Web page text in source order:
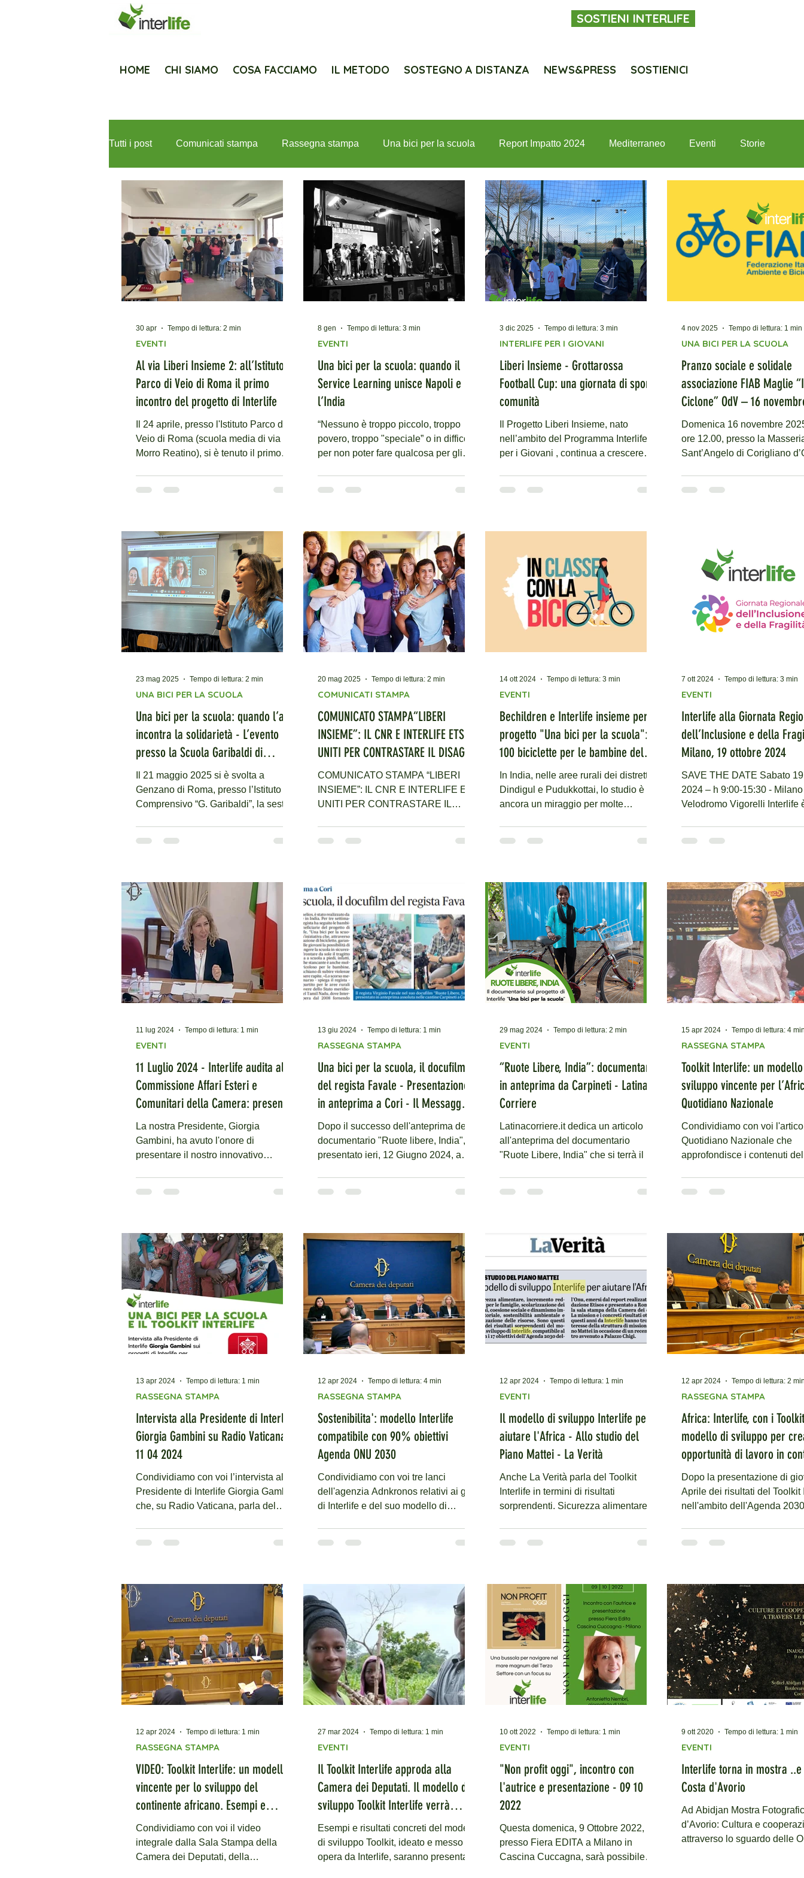
SOSTIENI INTERLIFE
HOME CHI SIAMO COSA FACCIAMO IL METODO SOSTEGNO A DISTANZA NEWS&PRESS SOSTIENICI
Tutti i post Comunicati stampa Rassegna stampa Una bici per la scuola Report Impatto 2024 Mediterraneo Eventi Storie
Newsletter Fondazione Mediolanum per Interlife Lions e Interlife Progetti Interlife per i giovani
Al via Liberi Insieme 2: all’Istituto
Parco di Veio di Roma il primo
incontro del progetto di Interlife
Il 24 aprile, presso l'Istituto Parco di
Veio di Roma (scuola media di via
Morro Reatino), si è tenuto il primo
contrasto al disagio giovanile
e realizzato con il contributo dei fondi
8xmille dell’Unione Buddhista
Italiana. Continuità e partecipazione
nelle aule L'incontro ha visto la
partecipazione dell'autrice Antonella
Mei, che già nel 2025
EVENTI
30 apr Tempo di lettura: 2 min
Una bici per la scuola: quando il
Service Learning unisce Napoli e
l’India
“Nessuno è troppo piccolo, troppo
povero, troppo "speciale” o in difficoltà
per non poter fare qualcosa per gli
educativo di una scuola primaria della
culturali, arrivando a connettere una
scuola italiana con le bambine delle
aree rurali dell’India del Sud. Il
progetto “Una bici per la scuola” di
Interlife è diventato, per il I Circolo
Didat
EVENTI
8 gen Tempo di lettura: 3 min
Liberi Insieme - Grottarossa
Football Cup: una giornata di sport e
comunità
nell’ambito del Programma Interlife
per i Giovani , continua a crescere
partecipazione . Il 29 novembre,
un torneo di calcio a 5 che ha
coinvolto ragazze e ragazzi delle
scuole medie. Un appuntamento nato
dal territorio, patrocinato dalla
Regione Lazio e dal
INTERLIFE PER I GIOVANI
3 dic 2025 Tempo di lettura: 3 min
Pranzo sociale e solidale
associazione FIAB Maglie
Ciclone” OdV – 16 novembre 2025 -
La solidarietà viaggia su
Domenica 16 novembre
ore 12.00, presso la
Sant’Angelo di Corigliano
Pranzo sociale e solidale,
e-solidale Un appuntamento
unisce la gioia di stare
desiderio di fare la differenza.
l’evento , dedicato anche al
dei soci che in 23
UNA BICI PER LA SCUOLA
4 nov 2025 Tempo di lettura: 1 min
Una bici per la scuola: quando l’arte
incontra la solidarietà - L’evento
presso la Scuola Garibaldi di
Genzano
Il 21 maggio 2025 si è svolta a
Genzano di Roma, presso l’Istituto
Comprensivo “G. Garibaldi”, la sesta
ormai atteso che quest’anno ha
Interlife e del progetto “Una bici per la
scuola” . Un progetto didattico, un
ponte con il mondo Per la prima volta
nel Lazio , un progetto umanitario è
stato integrato ufficialmente nel PTOF
(Piano Trienna
UNA BICI PER LA SCUOLA
23 mag 2025 Tempo di lettura: 2 min
COMUNICATO STAMPA“LIBERI
INSIEME”: IL CNR E INTERLIFE ETS
UNITI PER CONTRASTARE IL DISAGIO
GIOVANILE
COMUNICATO STAMPA “LIBERI
INSIEME”: IL CNR E INTERLIFE ETS
UNITI PER CONTRASTARE IL
patrocinato dalla Regione Lazio Il
patrocinio della Regione Lazio,
presenta il progetto “Liberi insieme”,
iniziativa dedicata ai ragazzi delle
scuole medie e del biennio delle
superiori che affronta il disagio
giovanile attraverso percorsi di educ
COMUNICATI STAMPA
20 mag 2025 Tempo di lettura: 2 min
Bechildren e Interlife insieme per il
progetto "Una bici per la scuola":
100 biciclette per le bambine del
Tamil Nadu
In India, nelle aree rurali dei distretti di
Dindigul e Pudukkottai, lo studio è
ancora un miraggio per molte
EVENTI
14 ott 2024 Tempo di lettura: 3 min
Interlife alla Giornata
dell’Inclusione e della
Milano, 19 ottobre 2024
SAVE THE DATE Sabato
2024 – h 9:00-15:30 -
Velodromo Vigorelli Interlife
EVENTI
7 ott 2024 Tempo di lettura: 3 min
11 Luglio 2024 - Interlife audita alla
Commissione Affari Esteri e
Comunitari della Camera: presenta
il modello di sviluppo di Interlife per
lo sviluppo dell'Africa.
La nostra Presidente, Giorgia
Gambini, ha avuto l'onore di
presentare il nostro innovativo
EVENTI
11 lug 2024 Tempo di lettura: 1 min
Una bici per la scuola, il docufilm
del regista Favale - Presentazione
in anteprima a Cori - Il Messaggero
- Latina
Dopo il successo dell'anteprima del
documentario "Ruote libere, India",
presentato ieri, 12 Giugno 2024, a
RASSEGNA STAMPA
13 giu 2024 Tempo di lettura: 1 min
“Ruote Libere, India”: documentario
in anteprima da Carpineti - Latina
Corriere
Latinacorriere.it dedica un articolo
all'anteprima del documentario
"Ruote Libere, India" che si terrà il 12
EVENTI
29 mag 2024 Tempo di lettura: 2 min
Toolkit Interlife: un
sviluppo vincente per
Quotidiano Nazionale
Condividiamo con voi
Quotidiano Nazionale che
approfondisce i contenuti
RASSEGNA STAMPA
15 apr 2024 Tempo di lettura: 4
Intervista alla Presidente di Interlife
Giorgia Gambini su Radio Vaticana -
11 04 2024
Condividiamo con voi l’intervista alla
Presidente di Interlife Giorgia Gambini
che, su Radio Vaticana, parla del
RASSEGNA STAMPA
13 apr 2024 Tempo di lettura: 1 min
Sostenibilita': modello Interlife
compatibile con 90% obiettivi
Agenda ONU 2030
Condividiamo con voi tre lanci
dell'agenzia Adnkronos relativi ai goal
di Interlife e del suo modello di
RASSEGNA STAMPA
12 apr 2024 Tempo di lettura: 4 min
Il modello di sviluppo Interlife per
aiutare l'Africa - Allo studio del
Piano Mattei - La Verità
Anche La Verità parla del Toolkit
Interlife in termini di risultati
sorprendenti. Sicurezza alimentare,
EVENTI
12 apr 2024 Tempo di lettura: 1 min
Africa: Interlife, con i
modello di sviluppo per
opportunità di lavoro in
estrema povertà e
Agenzia d'informazione
Dopo la presentazione di
Aprile dei risultati del Toolkit
nell'ambito dell'Agenda
RASSEGNA STAMPA
12 apr 2024 Tempo di lettura: 2
VIDEO: Toolkit Interlife: un modello
vincente per lo sviluppo del
continente africano. Esempi e
risultati concreti per il Piano Mattei
- Sala stampa Camera dei Deputati -
11 04 2024
Condividiamo con voi il video
integrale dalla Sala Stampa della
Camera dei Deputati, della
RASSEGNA STAMPA
12 apr 2024 Tempo di lettura: 1 min
Il Toolkit Interlife approda alla
Camera dei Deputati. Il modello di
sviluppo Toolkit Interlife verrà
presentato come modello vincente
per lo sviluppo del continente
africano.
Esempi e risultati concreti del modello
di sviluppo Toolkit, ideato e messo in
opera da Interlife, saranno presentati
EVENTI
27 mar 2024 Tempo di lettura: 1 min
"Non profit oggi", incontro con
l'autrice e presentazione - 09 10
2022
Questa domenica, 9 Ottobre 2022,
presso Fiera EDITA a Milano in
Cascina Cuccagna, sarà possibile
EVENTI
10 ott 2022 Tempo di lettura: 1 min
Interlife torna in mostra
Costa d'Avorio
Ad Abidjan Mostra
d’Avorio: Cultura e
attraverso lo sguardo delle
EVENTI
9 ott 2020 Tempo di lettura: 1 min